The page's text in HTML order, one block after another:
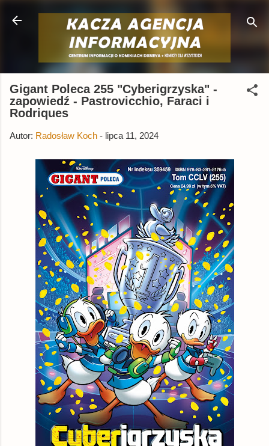
Przejdź do głównej zawartości
Gigant Poleca 255 "Cyberigrzyska" -
zapowiedź - Pastrovicchio, Faraci i
Rodriques
Autor: Radosław Koch - lipca 11, 2024